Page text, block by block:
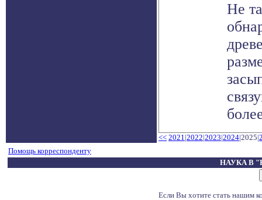
Не
<< 2021|2022|2023|2024|2025|
Помощь корреспонденту
НАУКА В
Если Вы хотите стать нашим